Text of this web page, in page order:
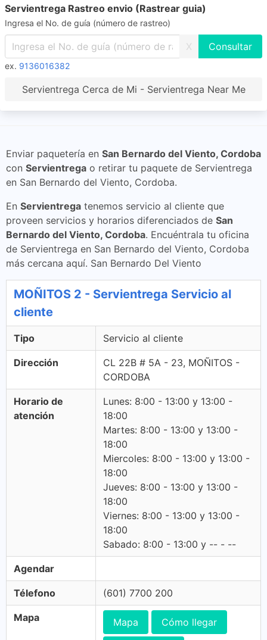
Servientrega Rastreo envio (Rastrear guia)
Ingresa el No. de guía (número de rastreo)
X
ex. 9136016382
Servientrega Cerca de Mi - Servientrega Near Me
Enviar paquetería en San Bernardo del Viento, Cordoba
con Servientrega o retirar tu paquete de Servientrega
en San Bernardo del Viento, Cordoba.
En Servientrega tenemos servicio al cliente que
proveen servicios y horarios diferenciados de San
Bernardo del Viento, Cordoba. Encuéntrala tu oficina
de Servientrega en San Bernardo del Viento, Cordoba
más cercana aquí. San Bernardo Del Viento
MOÑITOS 2 - Servientrega Servicio al
cliente
Tipo Servicio al cliente
Dirección
CL 22B # 5A - 23, MOÑITOS -
CORDOBA
Horario de
atención
Lunes: 8:00 - 13:00 y 13:00 -
18:00
Martes: 8:00 - 13:00 y 13:00 -
18:00
Miercoles: 8:00 - 13:00 y 13:00 -
18:00
Jueves: 8:00 - 13:00 y 13:00 -
18:00
Viernes: 8:00 - 13:00 y 13:00 -
18:00
Sabado: 8:00 - 13:00 y -- - --
Agendar
Télefono (601) 7700 200
Mapa Mapa Cómo llegar